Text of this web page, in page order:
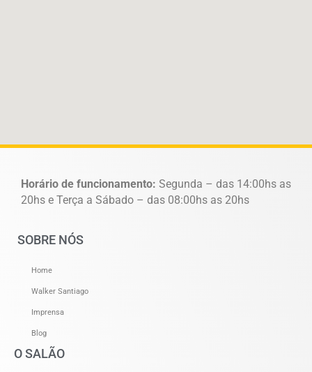
Horário de funcionamento: Segunda – das 14:00hs as
20hs e Terça a Sábado – das 08:00hs as 20hs
SOBRE NÓS
Home
Walker Santiago
Imprensa
Blog
O SALÃO